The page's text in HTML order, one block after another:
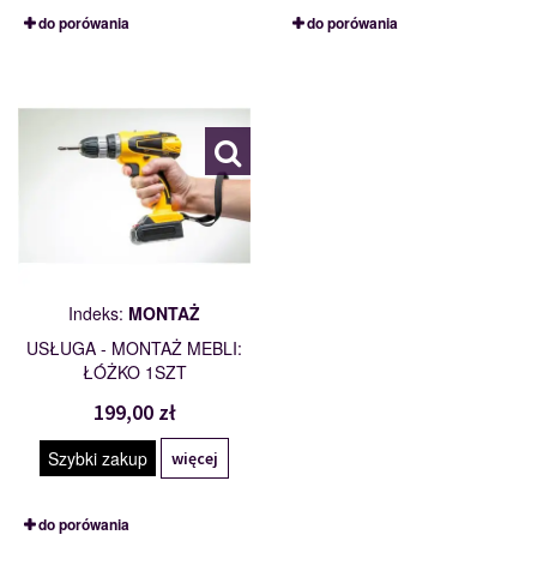
do porówania do porówania
Indeks: MONTAŻ
USŁUGA - MONTAŻ MEBLI:
ŁÓŻKO 1SZT
199,00 zł
Szybki zakup więcej
do porówania